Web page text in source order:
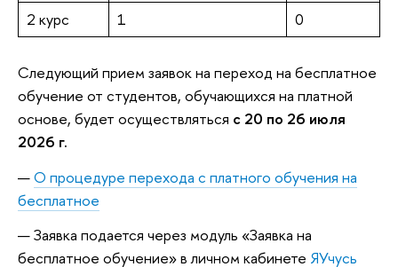
2 курс
1 0
Следующий прием заявок на переход на бесплатное
обучение от студентов, обучающихся на платной
основе, будет осуществляться с 20 по 26 июля
2026 г.
О процедуре перехода с платного обучения на
бесплатное
Заявка подается через модуль «Заявка на
бесплатное обучение» в личном кабинете ЯУчусь